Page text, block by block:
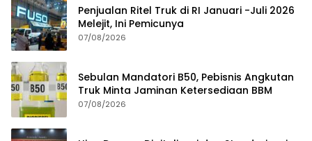
Penjualan Ritel Truk di RI Januari -Juli 2026
Melejit, Ini Pemicunya
07/08/2026
Sebulan Mandatori B50, Pebisnis Angkutan
Truk Minta Jaminan Ketersediaan BBM
07/08/2026